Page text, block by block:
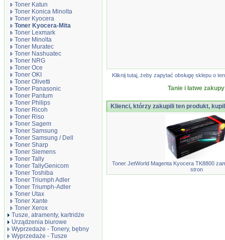
Toner Katun
Toner Konica Minolta
Toner Kyocera
Toner Kyocera-Mita
Toner Lexmark
Toner Minolta
Toner Muratec
Toner Nashuatec
Toner NRG
Toner Oce
Toner OKI
Toner Olivetti
Toner Panasonic
Toner Pantum
Toner Philips
Toner Ricoh
Toner Riso
Toner Sagem
Toner Samsung
Toner Samsung / Dell
Toner Sharp
Toner Siemens
Toner Tally
Toner TallyGenicom
Toner Toshiba
Toner Triumph Adler
Toner Triumph-Adler
Toner Utax
Toner Xante
Toner Xerox
Tusze, atramenty, kartridże
Urządzenia biurowe
Wyprzedaże - Tonery, bębny
Wyprzedaże - Tusze
Kliknij tutaj, żeby zapytać obsługę sklepu o
Tanie i łatwe
Klienci, którzy zakupili ten produkt,
Toner JetWorld Magenta Kyocera TK8800
stron